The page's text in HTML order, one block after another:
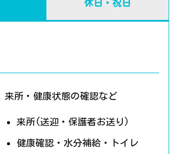
休日・祝日
来所・健康状態の確認など
来所(送迎・保護者お送り)
健康確認・水分補給・トイレ